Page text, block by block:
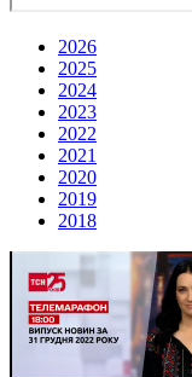
2026
2025
2024
2023
2022
2021
2020
2019
2018